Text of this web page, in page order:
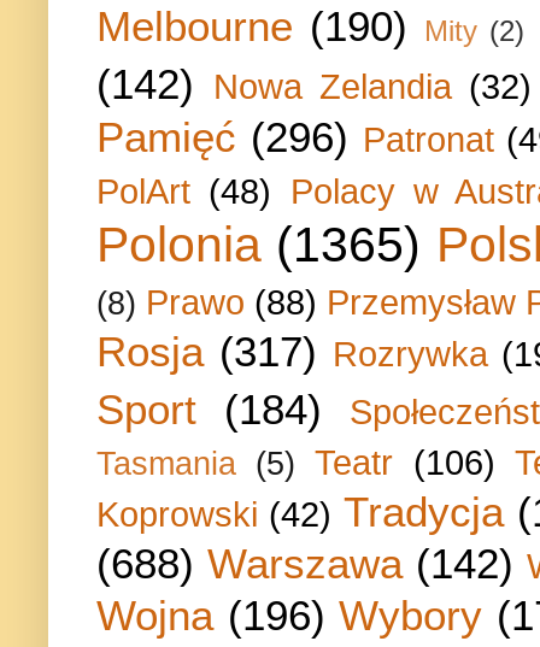
Melbourne (190) Mity (2)
(142) Nowa Zelandia (32)
Pamięć (296) Patronat
PolArt (48) Polacy w
Polonia (1365)
(8) Prawo (88) Przemysław
Rosja (317) Rozrywka
Sport (184)
Tasmania (5) Teatr (106)
Koprowski (42) Tradycja
(688) Warszawa (142)
Wojna (196) Wybory